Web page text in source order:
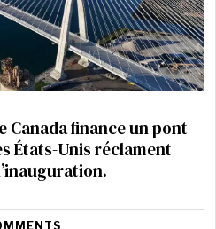
Canada finance un pont
États-Unis réclament